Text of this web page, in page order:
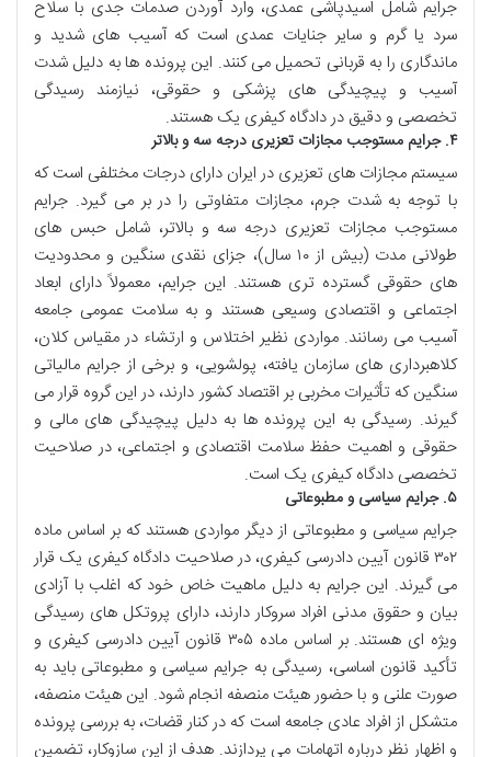
جرایم شامل اسیدپاشی عمدی، وارد آوردن صدمات جدی با سلاح
سرد یا گرم و سایر جنایات عمدی است که آسیب های شدید و
ماندگاری را به قربانی تحمیل می کنند. این پرونده ها به دلیل شدت
آسیب و پیچیدگی های پزشکی و حقوقی، نیازمند رسیدگی
تخصصی و دقیق در دادگاه کیفری یک هستند.
۴. جرایم مستوجب مجازات تعزیری درجه سه و بالاتر
سیستم مجازات های تعزیری در ایران دارای درجات مختلفی است که
با توجه به شدت جرم، مجازات متفاوتی را در بر می گیرد. جرایم
مستوجب مجازات تعزیری درجه سه و بالاتر، شامل حبس های
طولانی مدت (بیش از ۱۰ سال)، جزای نقدی سنگین و محدودیت
های حقوقی گسترده تری هستند. این جرایم، معمولاً دارای ابعاد
اجتماعی و اقتصادی وسیعی هستند و به سلامت عمومی جامعه
آسیب می رسانند. مواردی نظیر اختلاس و ارتشاء در مقیاس کلان،
کلاهبرداری های سازمان یافته، پولشویی، و برخی از جرایم مالیاتی
سنگین که تأثیرات مخربی بر اقتصاد کشور دارند، در این گروه قرار می
گیرند. رسیدگی به این پرونده ها به دلیل پیچیدگی های مالی و
حقوقی و اهمیت حفظ سلامت اقتصادی و اجتماعی، در صلاحیت
تخصصی دادگاه کیفری یک است.
۵. جرایم سیاسی و مطبوعاتی
جرایم سیاسی و مطبوعاتی از دیگر مواردی هستند که بر اساس ماده
۳۰۲ قانون آیین دادرسی کیفری، در صلاحیت دادگاه کیفری یک قرار
می گیرند. این جرایم به دلیل ماهیت خاص خود که اغلب با آزادی
بیان و حقوق مدنی افراد سروکار دارند، دارای پروتکل های رسیدگی
ویژه ای هستند. بر اساس ماده ۳۰۵ قانون آیین دادرسی کیفری و
تأکید قانون اساسی، رسیدگی به جرایم سیاسی و مطبوعاتی باید به
صورت علنی و با حضور هیئت منصفه انجام شود. این هیئت منصفه،
متشکل از افراد عادی جامعه است که در کنار قضات، به بررسی پرونده
و اظهار نظر درباره اتهامات می پردازند. هدف از این سازوکار، تضمین